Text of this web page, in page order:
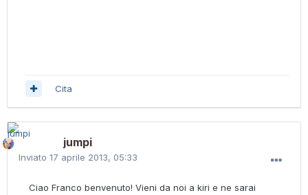
Cita
jumpi
Inviato 17 aprile 2013, 05:33
Ciao Franco benvenuto! Vieni da noi a kiri e ne sarai